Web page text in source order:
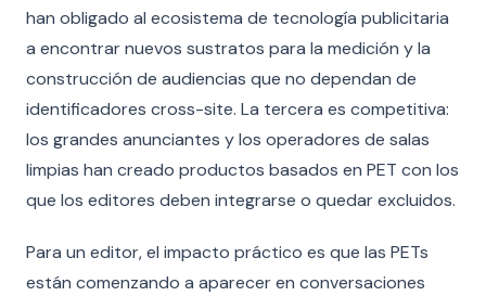
han obligado al ecosistema de tecnología publicitaria
a encontrar nuevos sustratos para la medición y la
construcción de audiencias que no dependan de
identificadores cross-site. La tercera es competitiva:
los grandes anunciantes y los operadores de salas
limpias han creado productos basados en PET con los
que los editores deben integrarse o quedar excluidos.
Para un editor, el impacto práctico es que las PETs
están comenzando a aparecer en conversaciones